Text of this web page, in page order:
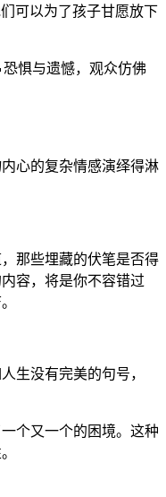
可以为了孩子甘愿放下
惧与遗憾，观众仿佛
心的复杂情感演绎得淋
那些埋藏的伏笔是否得
容，将是你不容错过
生没有完美的句号，
个又一个的困境。这种